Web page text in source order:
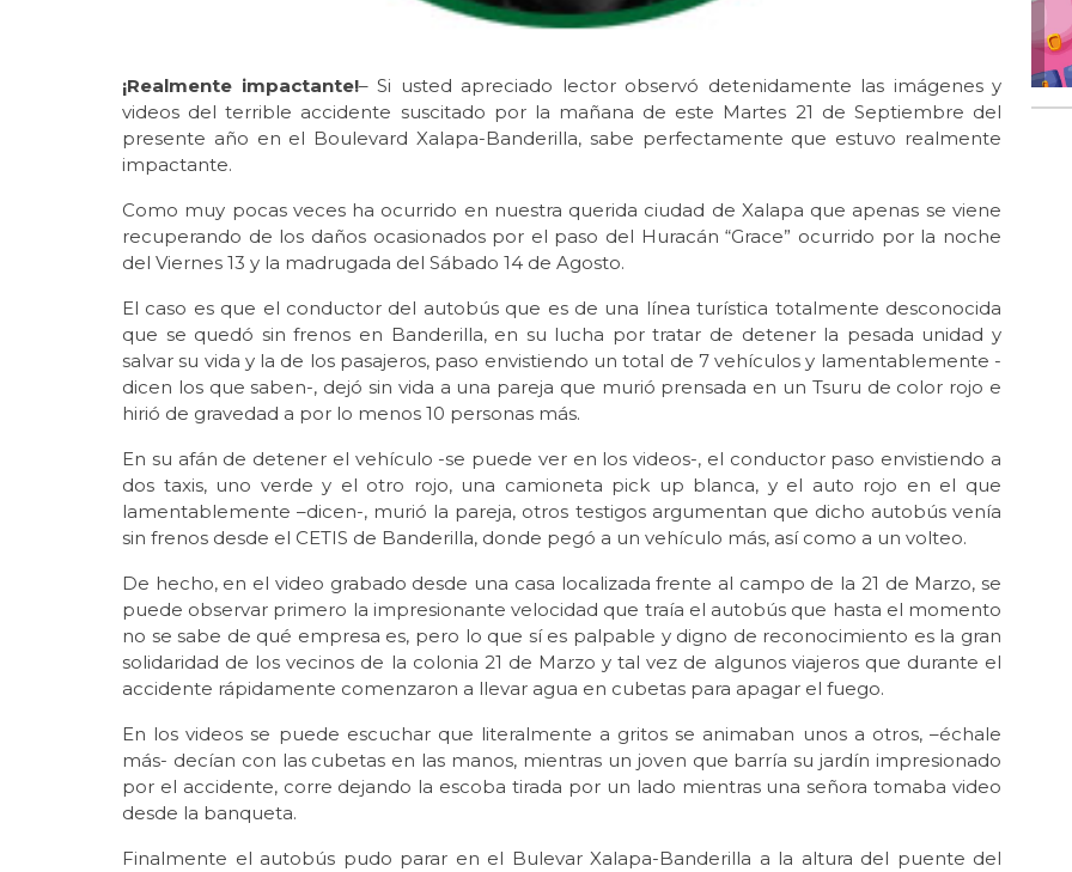
¡Realmente impactante!– Si usted apreciado lector observó detenidamente las imágenes y
videos del terrible accidente suscitado por la mañana de este Martes 21 de Septiembre del
presente año en el Boulevard Xalapa-Banderilla, sabe perfectamente que estuvo realmente
impactante.
Como muy pocas veces ha ocurrido en nuestra querida ciudad de Xalapa que apenas se viene
recuperando de los daños ocasionados por el paso del Huracán “Grace” ocurrido por la noche
del Viernes 13 y la madrugada del Sábado 14 de Agosto.
El caso es que el conductor del autobús que es de una línea turística totalmente desconocida
que se quedó sin frenos en Banderilla, en su lucha por tratar de detener la pesada unidad y
salvar su vida y la de los pasajeros, paso envistiendo un total de 7 vehículos y lamentablemente -
dicen los que saben-, dejó sin vida a una pareja que murió prensada en un Tsuru de color rojo e
hirió de gravedad a por lo menos 10 personas más.
En su afán de detener el vehículo -se puede ver en los videos-, el conductor paso envistiendo a
dos taxis, uno verde y el otro rojo, una camioneta pick up blanca, y el auto rojo en el que
lamentablemente –dicen-, murió la pareja, otros testigos argumentan que dicho autobús venía
sin frenos desde el CETIS de Banderilla, donde pegó a un vehículo más, así como a un volteo.
De hecho, en el video grabado desde una casa localizada frente al campo de la 21 de Marzo, se
puede observar primero la impresionante velocidad que traía el autobús que hasta el momento
no se sabe de qué empresa es, pero lo que sí es palpable y digno de reconocimiento es la gran
solidaridad de los vecinos de la colonia 21 de Marzo y tal vez de algunos viajeros que durante el
accidente rápidamente comenzaron a llevar agua en cubetas para apagar el fuego.
En los videos se puede escuchar que literalmente a gritos se animaban unos a otros, –échale
más- decían con las cubetas en las manos, mientras un joven que barría su jardín impresionado
por el accidente, corre dejando la escoba tirada por un lado mientras una señora tomaba video
desde la banqueta.
Finalmente el autobús pudo parar en el Bulevar Xalapa-Banderilla a la altura del puente del
del